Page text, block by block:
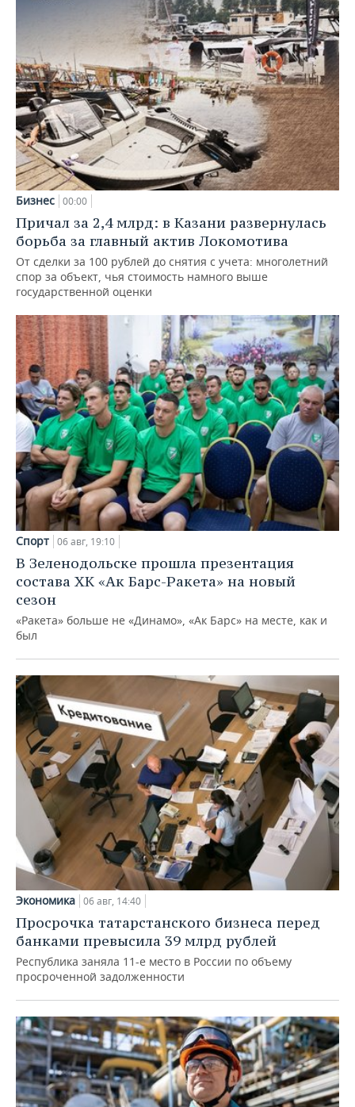
Бизнес 00:00
Причал за 2,4 млрд: в Казани развернулась
борьба за главный актив Локомотива
От сделки за 100 рублей до снятия с учета: многолетний
спор за объект, чья стоимость намного выше
государственной оценки
Спорт 06 авг, 19:10
В Зеленодольске прошла презентация
состава ХК «Ак Барс-Ракета» на новый
сезон
«Ракета» больше не «Динамо», «Ак Барс» на месте, как и
был
Экономика 06 авг, 14:40
Просрочка татарстанского бизнеса перед
банками превысила 39 млрд рублей
Республика заняла 11-е место в России по объему
просроченной задолженности